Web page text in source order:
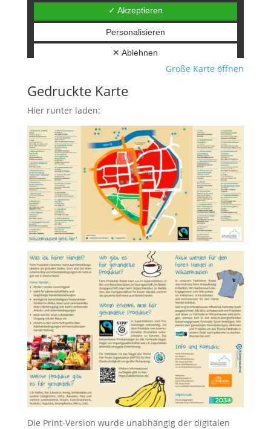
Große Karte öffnen
Gedruckte Karte
Hier runter laden:
Die Print-Version wurde unabhängig der digitalen